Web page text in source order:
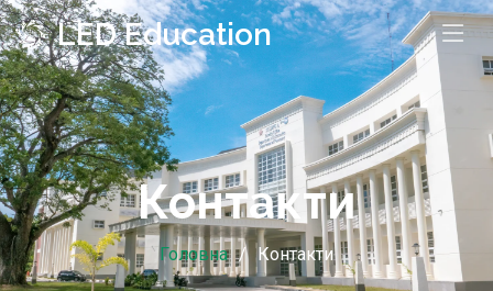
LED Education
Контакти
Головна Контакти